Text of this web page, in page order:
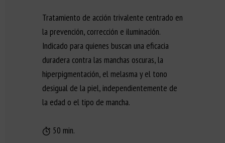
Tratamiento de acción trivalente centrado en
la prevención, corrección e iluminación.
Indicado para quienes buscan una eficacia
duradera contra las manchas oscuras, la
hiperpigmentación, el melasma y el tono
desigual de la piel, independientemente de
la edad o el tipo de mancha.
50 min.